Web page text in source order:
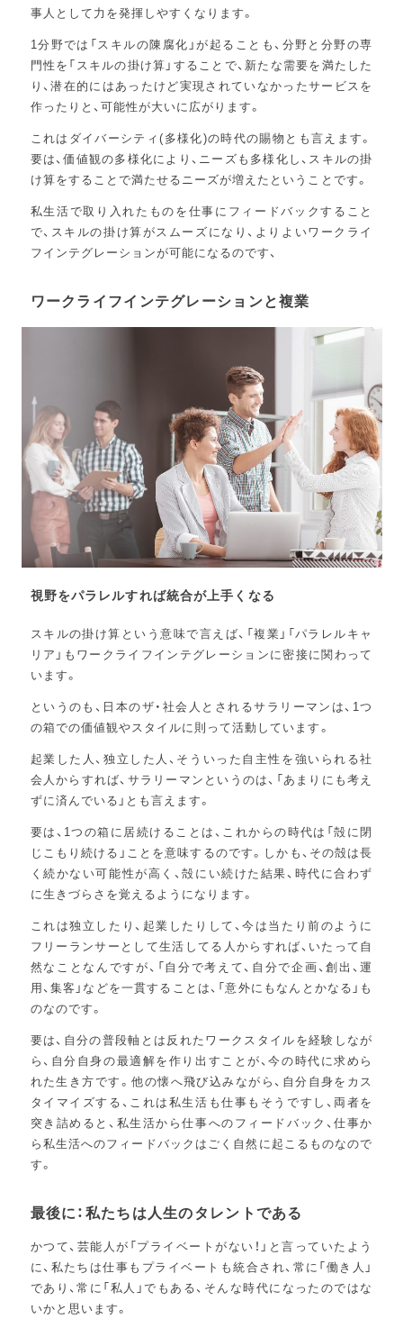
事人として力を発揮しやすくなります。
1分野では「スキルの陳腐化」が起ることも、分野と分野の専
門性を「スキルの掛け算」することで、新たな需要を満たした
り、潜在的にはあったけど実現されていなかったサービスを
作ったりと、可能性が大いに広がります。
これはダイバーシティ(多様化)の時代の賜物とも言えます。
要は、価値観の多様化により、ニーズも多様化し、スキルの掛
け算をすることで満たせるニーズが増えたということです。
私生活で取り入れたものを仕事にフィードバックすること
で、スキルの掛け算がスムーズになり、よりよいワークライ
フインテグレーションが可能になるのです、
ワークライフインテグレーションと複業
視野をパラレルすれば統合が上手くなる
スキルの掛け算という意味で言えば、「複業」「パラレルキャ
リア」もワークライフインテグレーションに密接に関わって
います。
というのも、日本のザ・社会人とされるサラリーマンは、1つ
の箱での価値観やスタイルに則って活動しています。
起業した人、独立した人、そういった自主性を強いられる社
会人からすれば、サラリーマンというのは、「あまりにも考え
ずに済んでいる」とも言えます。
要は、1つの箱に居続けることは、これからの時代は「殻に閉
じこもり続ける」ことを意味するのです。しかも、その殻は長
く続かない可能性が高く、殻にい続けた結果、時代に合わず
に生きづらさを覚えるようになります。
これは独立したり、起業したりして、今は当たり前のように
フリーランサーとして生活してる人からすれば、いたって自
然なことなんですが、「自分で考えて、自分で企画、創出、運
用、集客」などを一貫することは、「意外にもなんとかなる」も
のなのです。
要は、自分の普段軸とは反れたワークスタイルを経験しなが
ら、自分自身の最適解を作り出すことが、今の時代に求めら
れた生き方です。他の懐へ飛び込みながら、自分自身をカス
タイマイズする、これは私生活も仕事もそうですし、両者を
突き詰めると、私生活から仕事へのフィードバック、仕事か
ら私生活へのフィードバックはごく自然に起こるものなので
す。
最後に：私たちは人生のタレントである
かつて、芸能人が「プライベートがない！」と言っていたよう
に、私たちは仕事もプライベートも統合され、常に「働き人」
であり、常に「私人」でもある、そんな時代になったのではな
いかと思います。